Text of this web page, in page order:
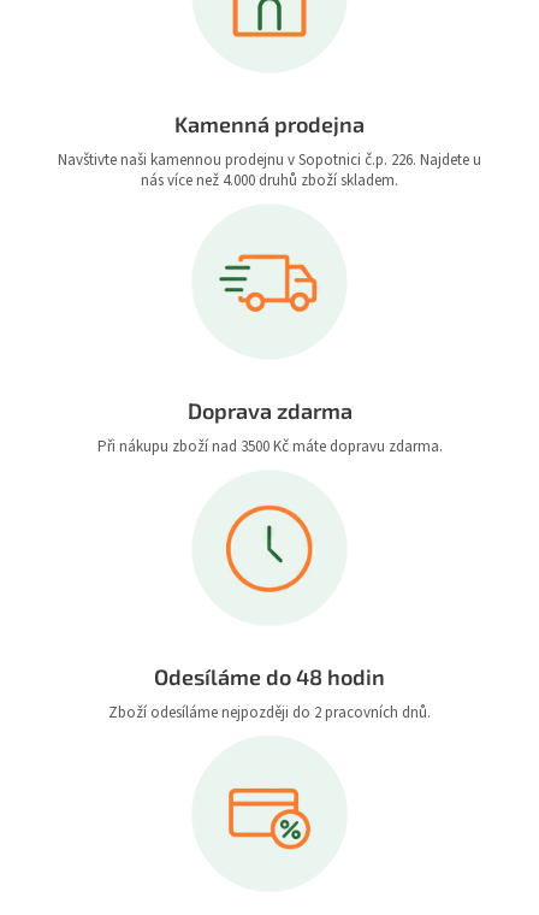
Kamenná prodejna
Navštivte naši kamennou prodejnu v Sopotnici č.p. 226. Najdete u
nás více než 4.000 druhů zboží skladem.
Doprava zdarma
Při nákupu zboží nad 3500 Kč máte dopravu zdarma.
Odesíláme do 48 hodin
Zboží odesíláme nejpozději do 2 pracovních dnů.